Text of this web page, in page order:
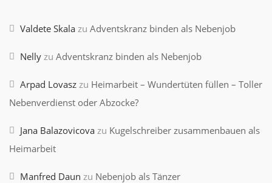
Valdete Skala zu Adventskranz binden als Nebenjob
Nelly zu Adventskranz binden als Nebenjob
Arpad Lovasz zu Heimarbeit – Wundertüten füllen – Toller
Nebenverdienst oder Abzocke?
Jana Balazovicova zu Kugelschreiber zusammenbauen als
Heimarbeit
Manfred Daun zu Nebenjob als Tänzer